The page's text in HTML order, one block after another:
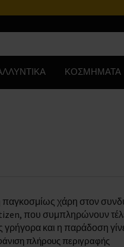
ΚΟΣΜΗΜΑΤΑ
χάρη στον
που συμπληρώνουν
και η παράδοση
πλήρους περιγραφής